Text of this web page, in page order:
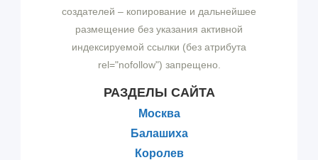
создателей – копирование и дальнейшее
размещение без указания активной
индексируемой ссылки (без атрибута
rel="nofollow") запрещено.
РАЗДЕЛЫ САЙТА
Москва
Балашиха
Королев